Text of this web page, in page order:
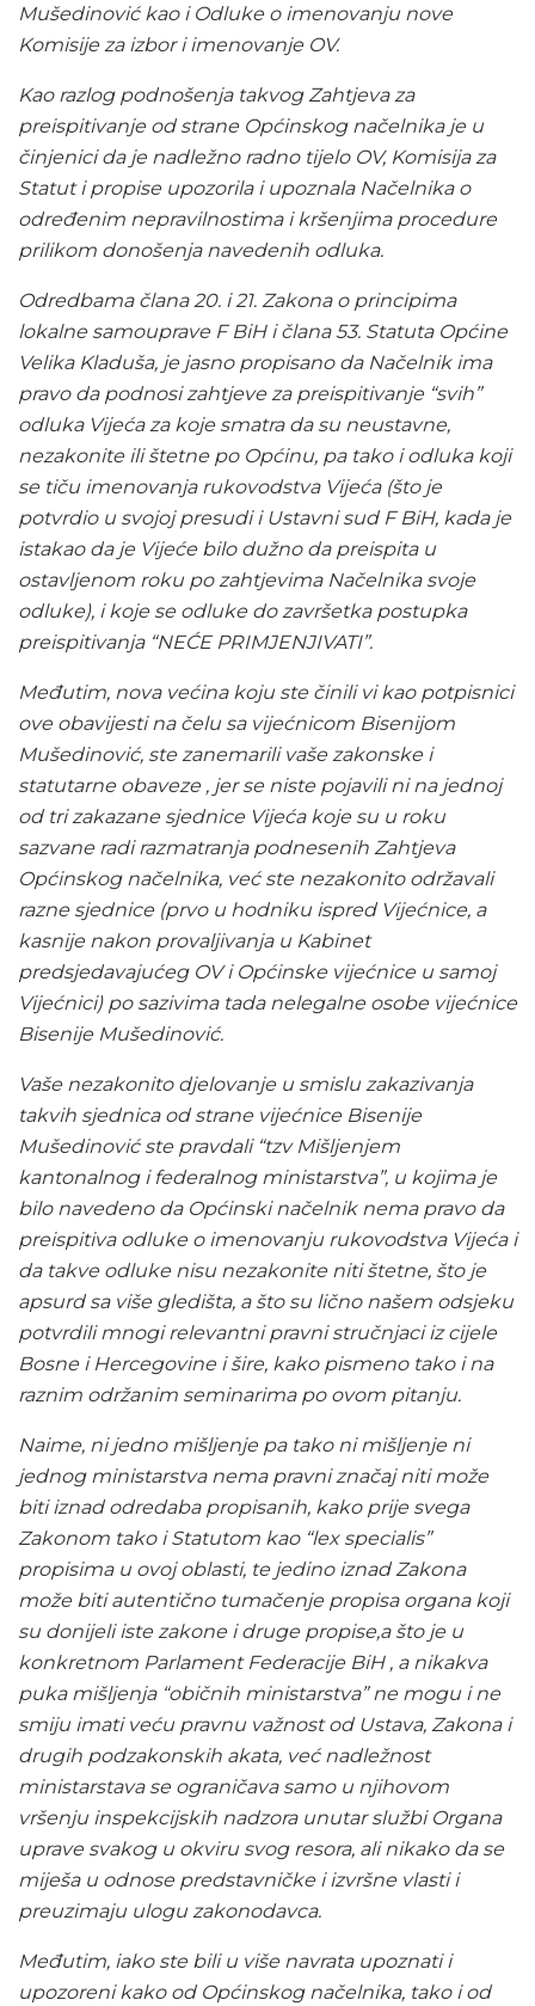
Mušedinović kao i Odluke o imenovanju nove
Komisije za izbor i imenovanje OV.
Kao razlog podnošenja takvog Zahtjeva za
preispitivanje od strane Općinskog načelnika je u
činjenici da je nadležno radno tijelo OV, Komisija za
Statut i propise upozorila i upoznala Načelnika o
određenim nepravilnostima i kršenjima procedure
prilikom donošenja navedenih odluka.
Odredbama člana 20. i 21. Zakona o principima
lokalne samouprave F BiH i člana 53. Statuta Općine
Velika Kladuša, je jasno propisano da Načelnik ima
pravo da podnosi zahtjeve za preispitivanje “svih”
odluka Vijeća za koje smatra da su neustavne,
nezakonite ili štetne po Općinu, pa tako i odluka koji
se tiču imenovanja rukovodstva Vijeća (što je
potvrdio u svojoj presudi i Ustavni sud F BiH, kada je
istakao da je Vijeće bilo dužno da preispita u
ostavljenom roku po zahtjevima Načelnika svoje
odluke), i koje se odluke do završetka postupka
preispitivanja “NEĆE PRIMJENJIVATI”.
Međutim, nova većina koju ste činili vi kao potpisnici
ove obavijesti na čelu sa vijećnicom Bisenijom
Mušedinović, ste zanemarili vaše zakonske i
statutarne obaveze , jer se niste pojavili ni na jednoj
od tri zakazane sjednice Vijeća koje su u roku
sazvane radi razmatranja podnesenih Zahtjeva
Općinskog načelnika, već ste nezakonito održavali
razne sjednice (prvo u hodniku ispred Vijećnice, a
kasnije nakon provaljivanja u Kabinet
predsjedavajućeg OV i Općinske vijećnice u samoj
Vijećnici) po sazivima tada nelegalne osobe vijećnice
Bisenije Mušedinović.
Vaše nezakonito djelovanje u smislu zakazivanja
takvih sjednica od strane vijećnice Bisenije
Mušedinović ste pravdali “tzv Mišljenjem
kantonalnog i federalnog ministarstva”, u kojima je
bilo navedeno da Općinski načelnik nema pravo da
preispitiva odluke o imenovanju rukovodstva Vijeća i
da takve odluke nisu nezakonite niti štetne, što je
apsurd sa više gledišta, a što su lično našem odsjeku
potvrdili mnogi relevantni pravni stručnjaci iz cijele
Bosne i Hercegovine i šire, kako pismeno tako i na
raznim održanim seminarima po ovom pitanju.
Naime, ni jedno mišljenje pa tako ni mišljenje ni
jednog ministarstva nema pravni značaj niti može
biti iznad odredaba propisanih, kako prije svega
Zakonom tako i Statutom kao “lex specialis”
propisima u ovoj oblasti, te jedino iznad Zakona
može biti autentično tumačenje propisa organa koji
su donijeli iste zakone i druge propise,a što je u
konkretnom Parlament Federacije BiH , a nikakva
puka mišljenja “običnih ministarstva” ne mogu i ne
smiju imati veću pravnu važnost od Ustava, Zakona i
drugih podzakonskih akata, već nadležnost
ministarstava se ograničava samo u njihovom
vršenju inspekcijskih nadzora unutar službi Organa
uprave svakog u okviru svog resora, ali nikako da se
miješa u odnose predstavničke i izvršne vlasti i
preuzimaju ulogu zakonodavca.
Međutim, iako ste bili u više navrata upoznati i
upozoreni kako od Općinskog načelnika, tako i od